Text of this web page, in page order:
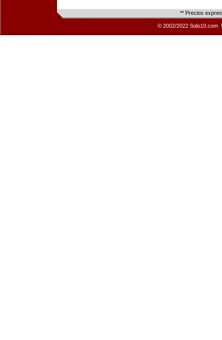
** Precios
© 2002/2022 Solo10.com